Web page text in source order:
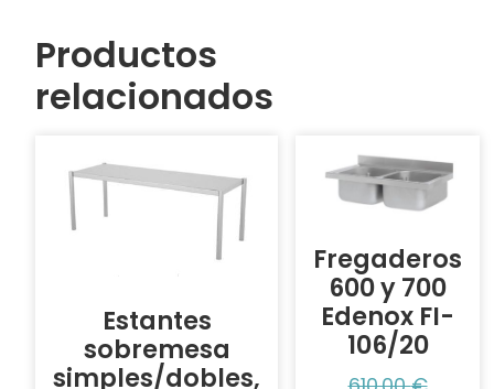
Productos
relacionados
Estantes
sobremesa
simples/dobles,
Fregaderos
600 y 700
Edenox FI-
106/20